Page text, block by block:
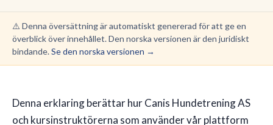
Butik
Blogg
⚠️ Denna översättning är automatiskt genererad för att ge en
överblick över innehållet. Den norska versionen är den juridiskt
bindande.Se den norska versionen →
Denna erklaring berättar hur Canis Hundetrening AS
och kursinstruktörerna som använder vår plattform